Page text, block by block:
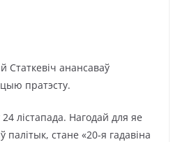
Статкевіч анансаваў
пратэсту.
лістапада. Нагодай для яе
палітык, стане «20-я гадавіна